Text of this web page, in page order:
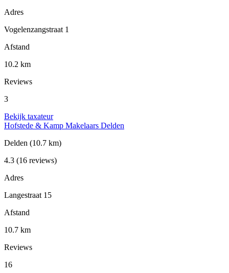
Adres
Vogelenzangstraat 1
Afstand
10.2 km
Reviews
3
Bekijk taxateur
Hofstede & Kamp Makelaars Delden
Delden (10.7 km)
4.3 (16 reviews)
Adres
Langestraat 15
Afstand
10.7 km
Reviews
16